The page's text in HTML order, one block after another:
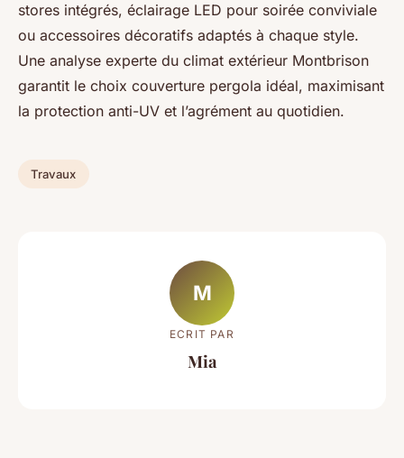
stores intégrés, éclairage LED pour soirée conviviale
ou accessoires décoratifs adaptés à chaque style.
Une analyse experte du climat extérieur Montbrison
garantit le choix couverture pergola idéal, maximisant
la protection anti-UV et l’agrément au quotidien.
Travaux
M
ECRIT PAR
Mia